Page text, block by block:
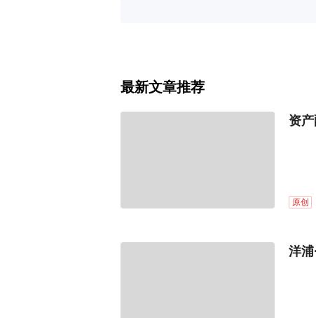
最新文章推荐
资
原创
洋